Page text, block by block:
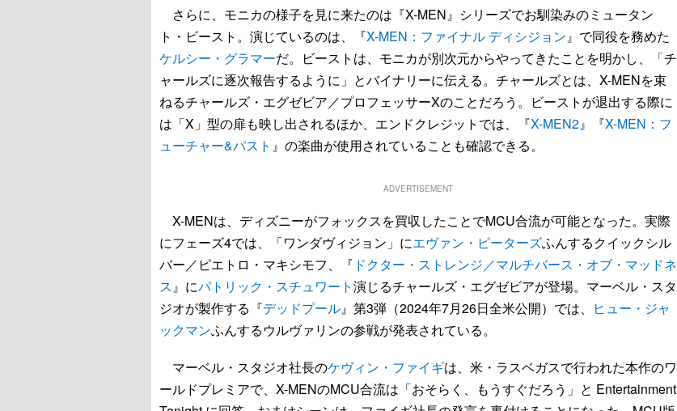
さらに、モニカの様子を見に来たのは『X-MEN』シリーズでお馴染みのミュータン
ト・ビースト。演じているのは、『X-MEN：ファイナル ディシジョン』で同役を務めた
ケルシー・グラマーだ。ビーストは、モニカが別次元からやってきたことを明かし、「チ
ャールズに逐次報告するように」とバイナリーに伝える。チャールズとは、X-MENを束
ねるチャールズ・エグゼビア／プロフェッサーXのことだろう。ビーストが退出する際に
は「X」型の扉も映し出されるほか、エンドクレジットでは、『X-MEN2』『X-MEN：フ
ューチャー&パスト 』の楽曲が使用されていることも確認できる。
ADVERTISEMENT
X-MENは、ディズニーがフォックスを買収したことでMCU合流が可能となった。実際
にフェーズ4では、「ワンダヴィジョン」にエヴァン・ピーターズふんするクイックシル
バー／ピエトロ・マキシモフ、『 ドクター・ストレンジ／マルチバース・オブ・マッドネ
ス』にパトリック・スチュワート演じるチャールズ・エグゼビアが登場。マーベル・スタ
ジオが製作する『デッドプール』第3弾（2024年7月26日全米公開）では、
ヒュー・ジャ
ックマンふんするウルヴァリンの参戦が発表されている。
マーベル・スタジオ社長のケヴィン・ファイギは、米・ラスベガスで行われた本作のワ
ールドプレミアで、X-MENのMCU合流は「おそらく、もうすぐだろう」と Entertainment